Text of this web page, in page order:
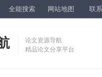
全能搜索 网站地图 联
论文资源导航
精品论文分享平台